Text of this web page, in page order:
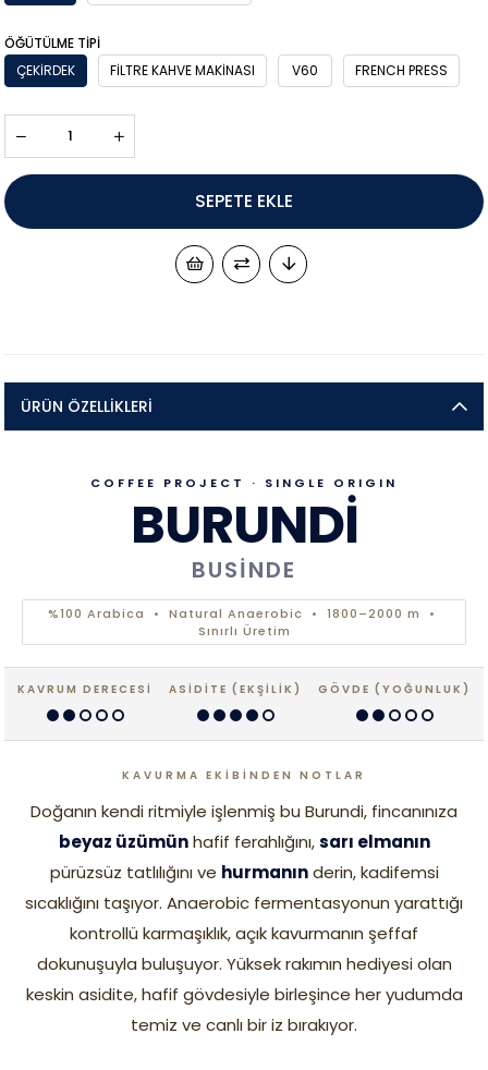
ÖĞÜTÜLME TIPI
ÇEKIRDEK
FILTRE KAHVE MAKINASI V60 FRENCH PRESS
ÜRÜN ÖZELLIKLERI
COFFEE PROJECT · SINGLE ORIGIN
BURUNDİ
BUSINDE
%100 Arabica • Natural Anaerobic • 1800–2000 m •
Sınırlı Üretim
KAVRUM DERECESİ ASİDİTE (EKŞİLİK) GÖVDE (YOĞUNLUK)
KAVURMA EKİBİNDEN NOTLAR
Doğanın kendi ritmiyle işlenmiş bu Burundi, fincanınıza
beyaz üzümünhafif ferahlığını,sarı elmanın
pürüzsüz tatlılığını ve hurmanınderin, kadifemsi
sıcaklığını taşıyor. Anaerobic fermentasyonun yarattığı
kontrollü karmaşıklık, açık kavurmanın şeffaf
dokunuşuyla buluşuyor. Yüksek rakımın hediyesi olan
keskin asidite, hafif gövdesiyle birleşince her yudumda
temiz ve canlı bir iz bırakıyor.